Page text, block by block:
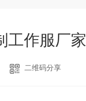
工作服厂家
二维码分享